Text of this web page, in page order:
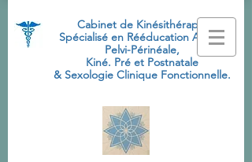
Cabinet de Kinésithérapie
Spécialisé en Rééducation Abdo-
Pelvi-Périnéale,
Kiné. Pré et Postnatale
& Sexologie Clinique Fonctionnelle.